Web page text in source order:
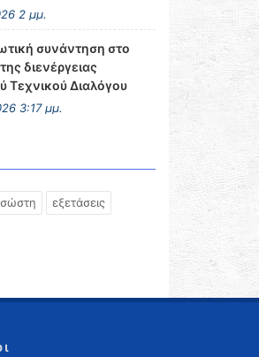
2 μμ.
συνάντηση στο
διενέργειας
Τεχνικού Διαλόγου
3:17 μμ.
εξετάσεις